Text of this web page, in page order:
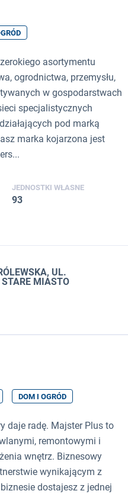
asortymentu
ogrodnictwa, przemysłu,
w gospodarstwach
specjalistycznych
pod marką
marka kojarzona jest
JEDNOSTKI WŁASNE
93
UL.
MIASTO
DOM I OGRÓD
daje radę. Majster Plus to
remontowymi i
wnętrz. Biznesowy
wynikającym z
dostajesz z jednej